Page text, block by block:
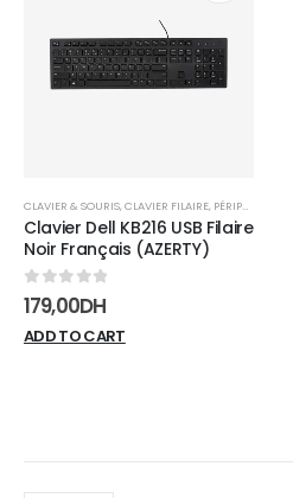
wishlist
CLAVIER & SOURIS,CLAVIER FILAIRE, PÉRIPHÉRIQUES
Clavier Dell KB216 USB Filaire
Noir Français (AZERTY)
0sur 5
179,00DH
ADD TO CART